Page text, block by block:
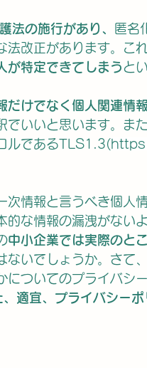
ンペーン エコカラ
二種電気工事士 大
法の施行があり、
匿名
法改正があります。こ
が特定できてしまうと
だけでなく個人関連情
でいいと思います。ま
ルであるTLS1.3(
次情報と言うべき個人
的な情報の漏洩がない
中小企業では実際のと
ないでしょうか。さて
についてのプライバシ
、適宜、プライバシーポ